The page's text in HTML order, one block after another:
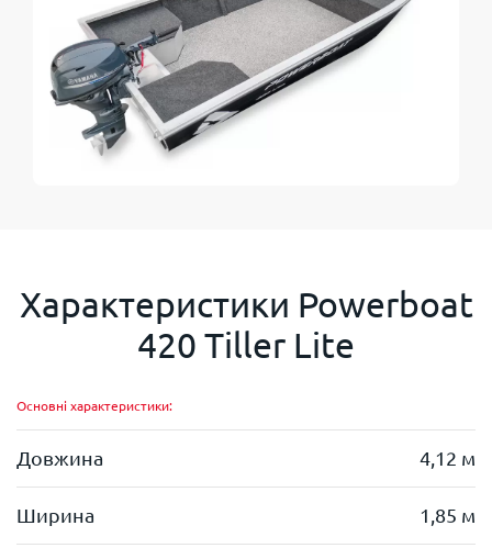
Характеристики Powerboat
420 Tiller Lite
Основні характеристики:
Довжина 4,12 м
Ширина 1,85 м